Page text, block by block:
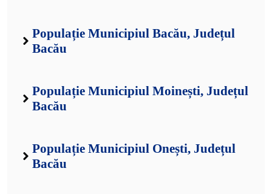
Populație Municipiul Bacău, Județul
Bacău
Populație Municipiul Moinești, Județul
Bacău
Populație Municipiul Onești, Județul
Bacău